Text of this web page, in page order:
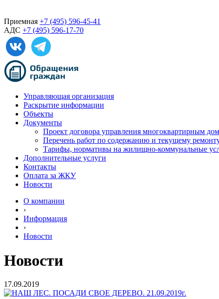
Приемная +7 (495) 596-45-41
АДС +7 (495) 596-17-70
Управляющая организация
Раскрытие информации
Объекты
Документы
Проект договора управления многоквартирным
Перечень работ по содержанию и текущему
Тарифы, нормативы на жилищно-коммунальные
Дополнительные услуги
Контакты
Оплата за ЖКУ
Новости
О компании
›
Информация
›
Новости
Новости
17.09.2019